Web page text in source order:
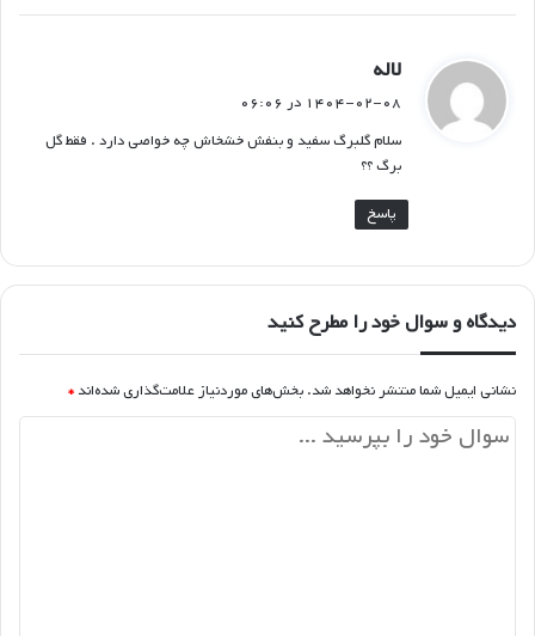
لاله
ف
:
۱۴۰۴-۰۲-۰۸ در ۰۶:۰۶
سلام گلبرگ سفید و بنفش خشخاش چه خواصی دارد . فقط گل
برگ ؟؟
پاسخ
دیدگاه و سوال خود را مطرح کنید
نشانی ایمیل شما منتشر نخواهد شد. بخش‌های موردنیاز علامت‌گذاری شده‌اند *